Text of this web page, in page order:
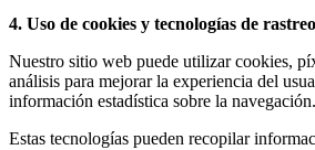
4. Uso de cookies y tecnologías de rastreo
Nuestro sitio web puede utilizar cookies,
análisis para mejorar la experiencia del
información estadística sobre la navegación.
Estas tecnologías pueden recopilar